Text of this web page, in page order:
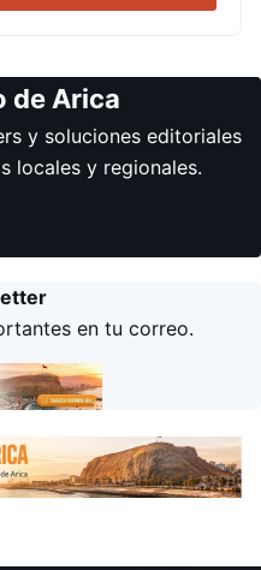
de Arica
y soluciones editoriales
locales y regionales.
en tu correo.